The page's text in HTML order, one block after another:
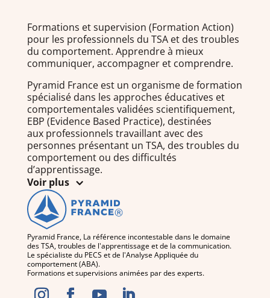
Formations et supervision (Formation Action)
pour les professionnels du TSA et des troubles
du comportement. Apprendre à mieux
communiquer, accompagner et comprendre.
Pyramid France est un organisme de formation
spécialisé dans les approches éducatives et
comportementales validées scientifiquement,
EBP (Evidence Based Practice), destinées
aux professionnels travaillant avec des
personnes présentant un TSA, des troubles du
comportement ou des difficultés
d’apprentissage.
Voir plus
Pyramid France, La référence incontestable dans le domaine
des TSA, troubles de l'apprentissage et de la communication.
Le spécialiste du PECS et de l'Analyse Appliquée du
comportement (ABA).
Formations et supervisions animées par des experts.